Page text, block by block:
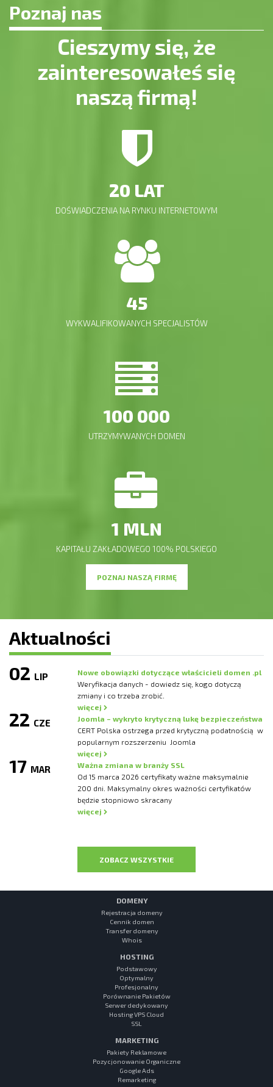
Poznaj nas
Cieszymy się, że
zainteresowałeś się
naszą firmą!
POZNAJ NASZĄ FIRMĘ
20 LAT
DOŚWIADCZENIA NA RYNKU INTERNETOWYM
45
WYKWALIFIKOWANYCH SPECJALISTÓW
100 000
UTRZYMYWANYCH DOMEN
1 MLN
KAPITAŁU ZAKŁADOWEGO 100% POLSKIEGO
Aktualności
02 LIP
Nowe obowiązki dotyczące właścicieli domen .pl
Weryfikacja danych - dowiedz się, kogo dotyczą
zmiany i co trzeba zrobić.
więcej
22 CZE
Joomla – wykryto krytyczną lukę bezpieczeństwa
CERT Polska ostrzega przed krytyczną podatnością w
popularnym rozszerzeniu Joomla
więcej
17 MAR
Ważna zmiana w branży SSL
Od 15 marca 2026 certyfikaty ważne maksymalnie
200 dni. Maksymalny okres ważności certyfikatów
będzie stopniowo skracany
więcej
ZOBACZ WSZYSTKIE
DOMENY
Rejestracja domeny
Cennik domen
Transfer domeny
Whois
HOSTING
Podstawowy
Optymalny
Profesjonalny
Porównanie Pakietów
Serwer dedykowany
Hosting VPS Cloud
SSL
MARKETING
Pakiety Reklamowe
Pozycjonowanie Organiczne
Google Ads
Remarketing